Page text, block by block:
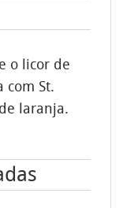
o licor de
com St.
laranja.